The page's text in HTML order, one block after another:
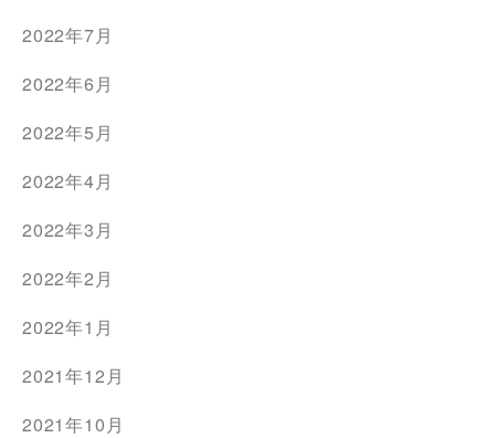
2022年7月
2022年6月
2022年5月
2022年4月
2022年3月
2022年2月
2022年1月
2021年12月
2021年10月